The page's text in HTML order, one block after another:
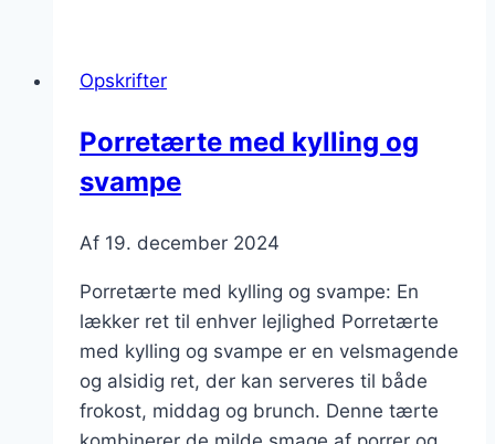
Opskrifter
Porretærte med kylling og
svampe
Af 19. december 2024
Porretærte med kylling og svampe: En
lækker ret til enhver lejlighed Porretærte
med kylling og svampe er en velsmagende
og alsidig ret, der kan serveres til både
frokost, middag og brunch. Denne tærte